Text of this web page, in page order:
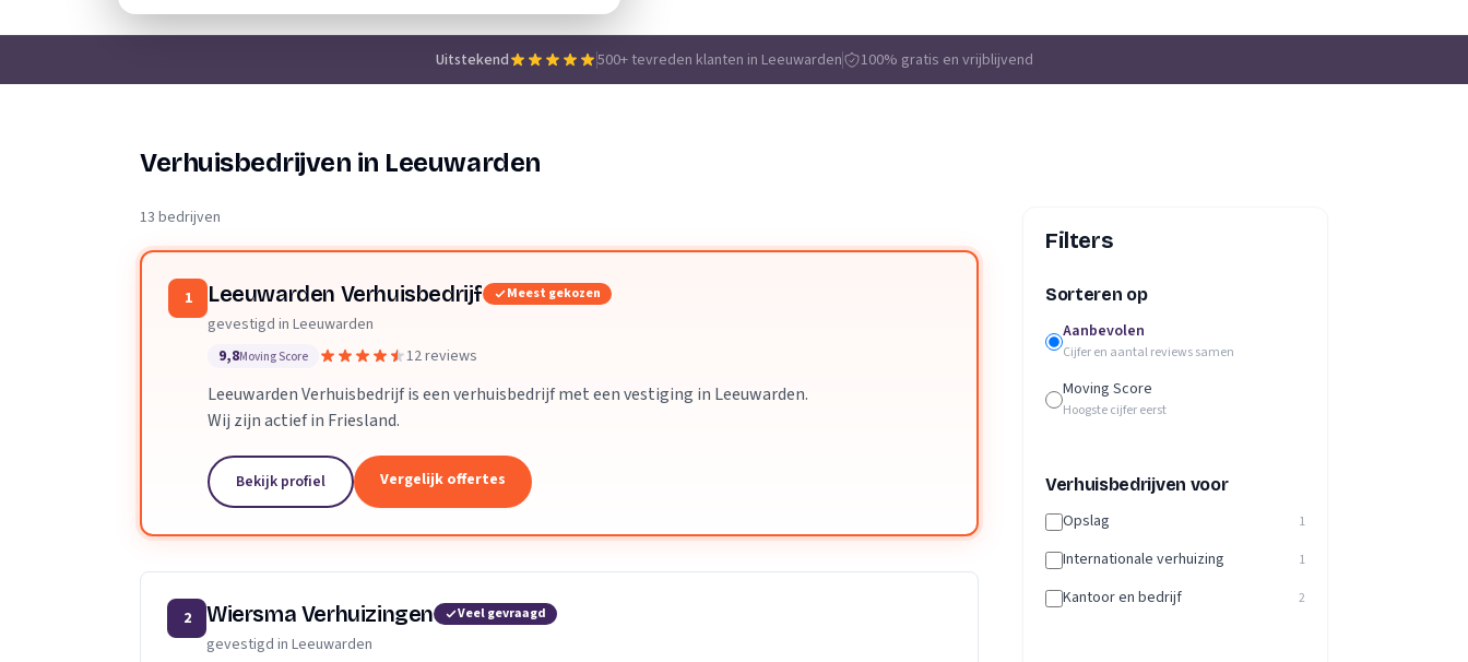
Uitstekend 500+ tevreden klanten in Leeuwarden 100% gratis en vrijblijvend
Verhuisbedrijven in Leeuwarden
13 bedrijven
1 Leeuwarden Verhuisbedrijf Meest gekozen
gevestigd in Leeuwarden
9,8Moving Score 12 reviews
Leeuwarden Verhuisbedrijf is een verhuisbedrijf met een vestiging in Leeuwarden.
Wij zijn actief in Friesland.
Bekijk profiel Vergelijk offertes
2 Wiersma Verhuizingen Veel gevraagd
gevestigd in Leeuwarden
Filters
Sorteren op
Aanbevolen
Cijfer en aantal reviews samen
Moving Score
Hoogste cijfer eerst
Verhuisbedrijven voor
Opslag 1
Internationale verhuizing 1
Kantoor en bedrijf 2